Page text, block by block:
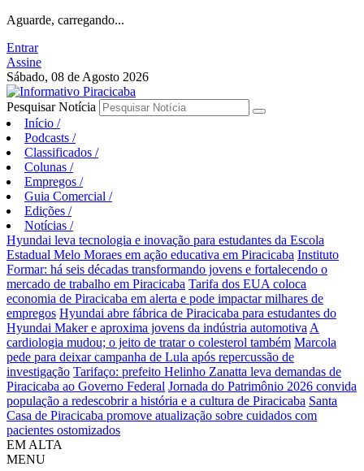
Aguarde, carregando...
Entrar
Assine
Sábado, 08 de Agosto 2026
Pesquisar Notícia
Início /
Podcasts /
Classificados /
Colunas /
Empregos /
Guia Comercial /
Edições /
Notícias /
Hyundai leva tecnologia e inovação para estudantes da Escola
Estadual Melo Moraes em ação educativa em Piracicaba Instituto
Formar: há seis décadas transformando jovens e fortalecendo o
mercado de trabalho em Piracicaba Tarifa dos EUA coloca
economia de Piracicaba em alerta e pode impactar milhares de
empregos Hyundai abre fábrica de Piracicaba para estudantes do
Hyundai Maker e aproxima jovens da indústria automotiva A
cardiologia mudou; o jeito de tratar o colesterol também Marcola
pede para deixar campanha de Lula após repercussão de
investigação Tarifaço: prefeito Helinho Zanatta leva demandas de
Piracicaba ao Governo Federal Jornada do Patrimônio 2026 convida
população a redescobrir a história e a cultura de Piracicaba Santa
Casa de Piracicaba promove atualização sobre cuidados com
pacientes ostomizados
EM ALTA
MENU